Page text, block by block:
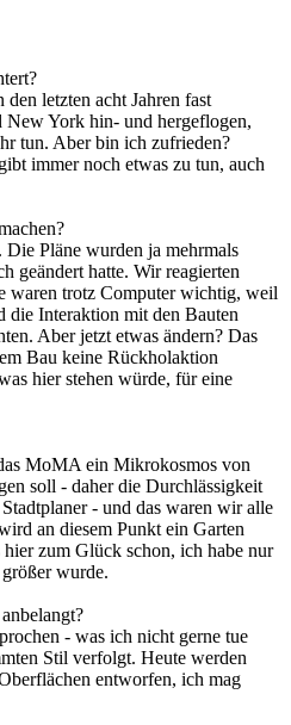
letzten acht Jahren fast
York hin- und hergeflogen,
tun. Aber bin ich zufrieden?
immer noch etwas zu tun, auch
Pläne wurden ja mehrmals
geändert hatte. Wir reagierten
waren trotz Computer wichtig, weil
die Interaktion mit den Bauten
Aber jetzt etwas ändern? Das
Bau keine Rückholaktion
hier stehen würde, für eine
MoMA ein Mikrokosmos von
soll - daher die Durchlässigkeit
- und das waren wir alle
an diesem Punkt ein Garten
zum Glück schon, ich habe nur
wurde.
- was ich nicht gerne tue
Stil verfolgt. Heute werden
entworfen, ich mag